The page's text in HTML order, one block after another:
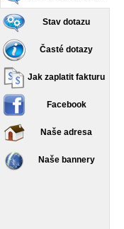
Stav dotazu
Časté dotazy
Jak zaplatit fakturu
Facebook
Naše adresa
Naše bannery